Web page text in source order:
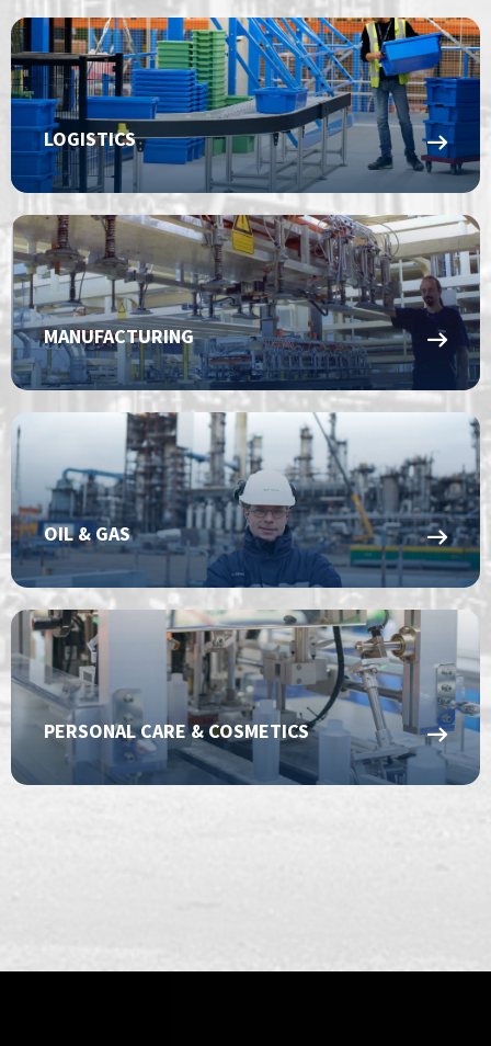
LOGISTICS
MANUFACTURING
OIL & GAS
PERSONAL CARE & COSMETICS